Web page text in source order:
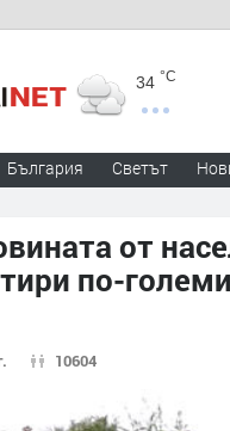
34 °C
България Светът
от
по-
10604